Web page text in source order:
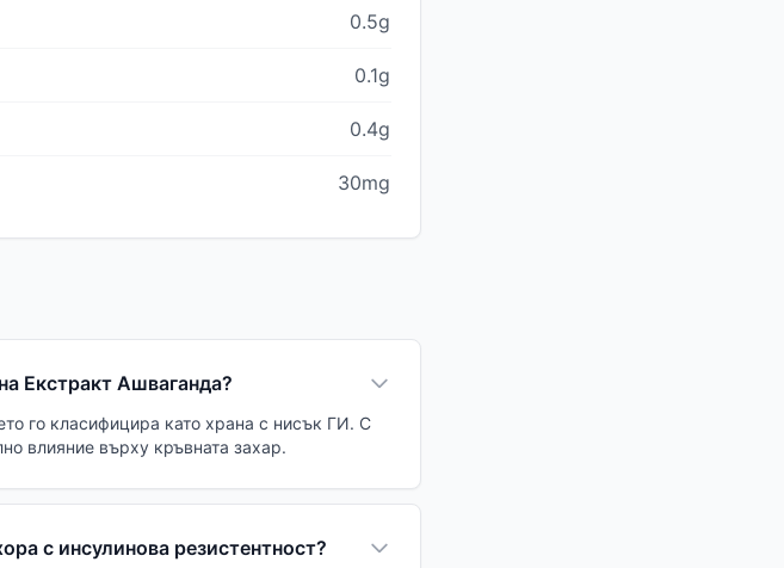
0.5g
0.1g
0.4g
30mg
Екстракт Ашваганда?
го класифицира като храна с нисък ГИ. С
влияние върху кръвната захар.
с инсулинова резистентност?